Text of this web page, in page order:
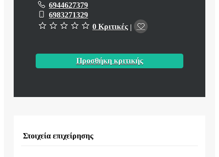
6944627379
6983271329
0 Κριτικές |
Προσθήκη κριτικής
Στοιχεία επιχείρησης